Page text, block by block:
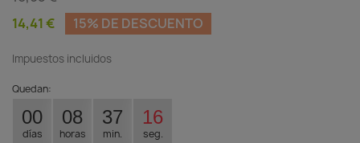
14,41 €
15% DE DESCUENTO
Impuestos incluidos
Quedan:
00
días
08
horas
37
min.
16
seg.